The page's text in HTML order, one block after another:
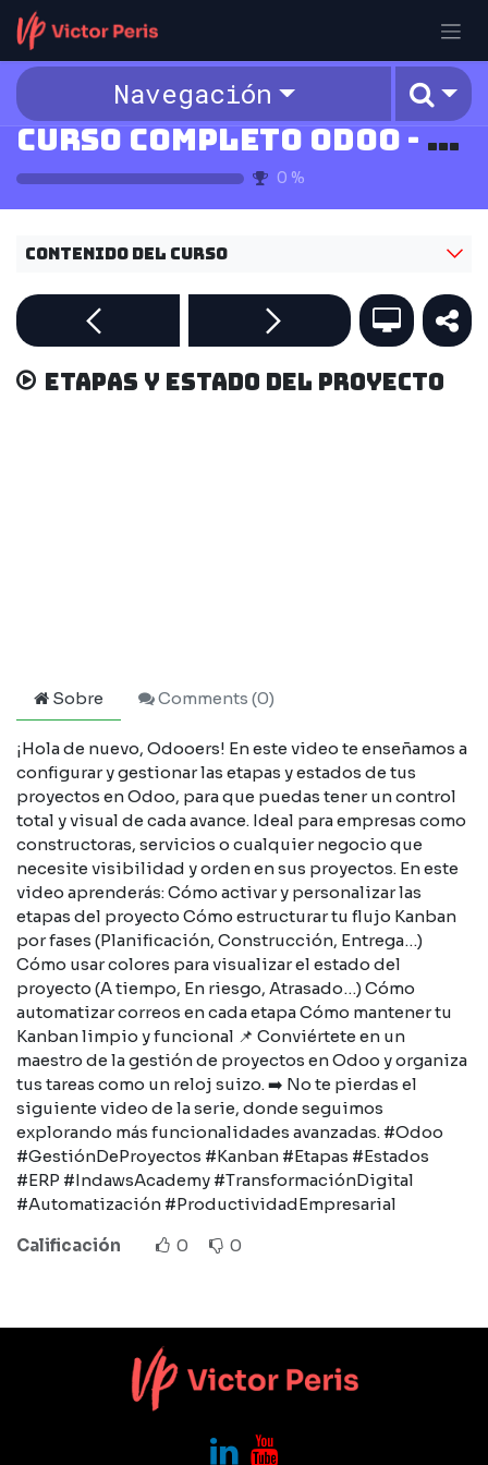
Ir al contenido
Navegación
Curso Completo Odoo - v18
0 %
Contenido del curso
Etapas y estado del proyecto
Sobre Comments (0)
¡Hola de nuevo, Odooers! En este video te enseñamos a
configurar y gestionar las etapas y estados de tus
proyectos en Odoo, para que puedas tener un control
total y visual de cada avance. Ideal para empresas como
constructoras, servicios o cualquier negocio que
necesite visibilidad y orden en sus proyectos. En este
video aprenderás: Cómo activar y personalizar las
etapas del proyecto Cómo estructurar tu flujo Kanban
por fases (Planificación, Construcción, Entrega…)
Cómo usar colores para visualizar el estado del
proyecto (A tiempo, En riesgo, Atrasado…) Cómo
automatizar correos en cada etapa Cómo mantener tu
Kanban limpio y funcional 📌 Conviértete en un
maestro de la gestión de proyectos en Odoo y organiza
tus tareas como un reloj suizo. ➡️ No te pierdas el
siguiente video de la serie, donde seguimos
explorando más funcionalidades avanzadas. #Odoo
#GestiónDeProyectos #Kanban #Etapas #Estados
#ERP #IndawsAcademy #TransformaciónDigital
#Automatización #ProductividadEmpresarial
Calificación
0 0